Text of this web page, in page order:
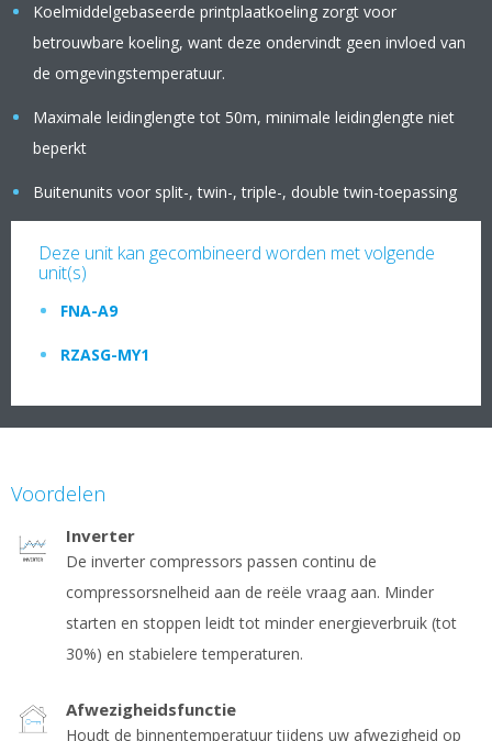
Koelmiddelgebaseerde printplaatkoeling zorgt voor
betrouwbare koeling, want deze ondervindt geen invloed van
de omgevingstemperatuur.
Maximale leidinglengte tot 50m, minimale leidinglengte niet
beperkt
Buitenunits voor split-, twin-, triple-, double twin-toepassing
Deze unit kan gecombineerd worden met volgende
unit(s)
FNA-A9
RZASG-MY1
Voordelen
Inverter
De inverter compressors passen continu de
compressorsnelheid aan de reële vraag aan. Minder
starten en stoppen leidt tot minder energieverbruik (tot
30%) en stabielere temperaturen.
Afwezigheidsfunctie
Houdt de binnentemperatuur tijdens uw afwezigheid op